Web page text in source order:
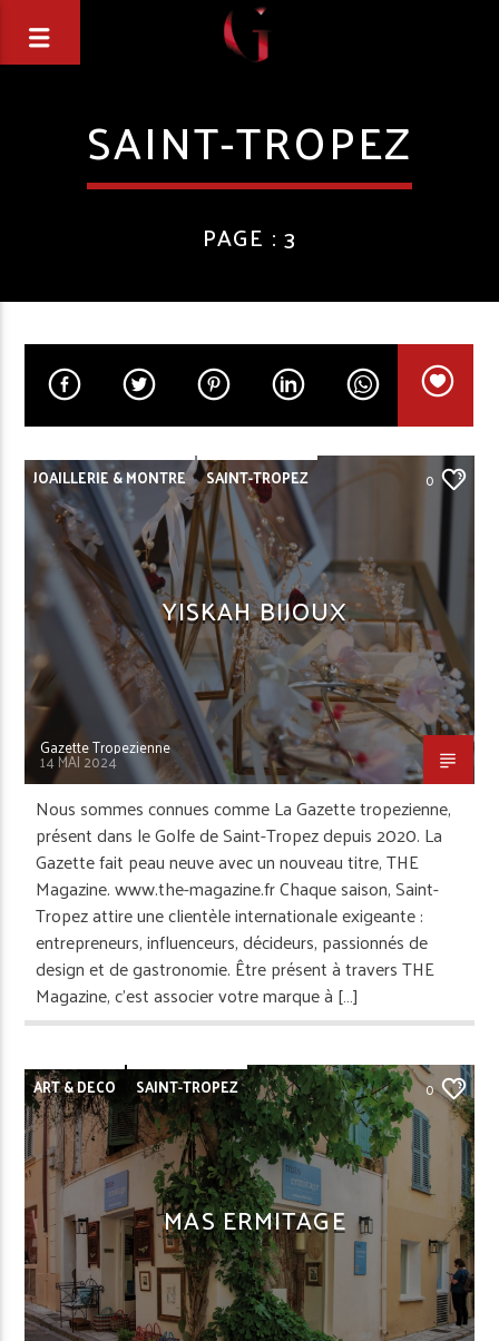
SAINT-TROPEZ
PAGE : 3
JOAILLERIE & MONTRE SAINT-TROPEZ 0
YISKAH BIJOUX
Gazette Tropezienne
14 MAI 2024
Nous sommes connues comme La Gazette tropezienne,
présent dans le Golfe de Saint-Tropez depuis 2020. La
Gazette fait peau neuve avec un nouveau titre, THE
Magazine. www.the-magazine.fr Chaque saison, Saint-
Tropez attire une clientèle internationale exigeante :
entrepreneurs, influenceurs, décideurs, passionnés de
design et de gastronomie. Être présent à travers THE
Magazine, c’est associer votre marque à […]
ART & DECO SAINT-TROPEZ 0
MAS ERMITAGE